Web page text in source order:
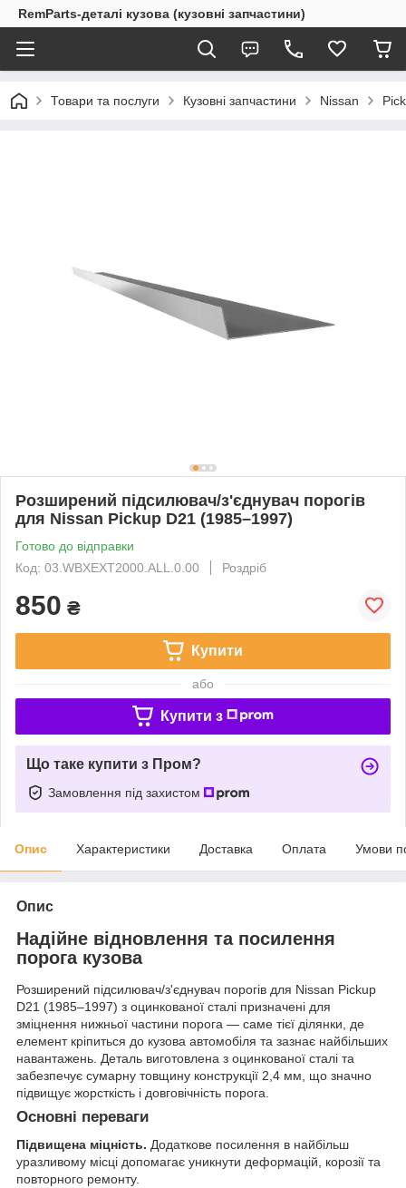
RemParts-деталі кузова (кузовні запчастини)
Товари та послуги Кузовні запчастини Nissan
Розширений підсилювач/з'єднувач порогів
для Nissan Pickup D21 (1985–1997)
Готово до відправки
Код: 03.WBXEXT2000.ALL.0.00
Роздріб
850 ₴
Купити
або
Купити з
Що таке купити з Пром?
Замовлення під захистом
Опис Характеристики Доставка Оплата Умови
Опис
Надійне відновлення та посилення
порога кузова
Розширений підсилювач/з'єднувач порогів для Nissan Pickup
D21 (1985–1997) з оцинкованої сталі призначені для
зміцнення нижньої частини порога — саме тієї ділянки, де
елемент кріпиться до кузова автомобіля та зазнає найбільших
навантажень. Деталь виготовлена з оцинкованої сталі та
забезпечує сумарну товщину конструкції 2,4 мм, що значно
підвищує жорсткість і довговічність порога.
Основні переваги
Підвищена міцність. Додаткове посилення в найбільш
уразливому місці допомагає уникнути деформацій, корозії та
повторного ремонту.